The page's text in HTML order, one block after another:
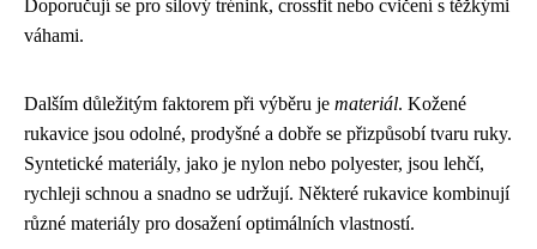
Doporučují se pro silový trénink, crossfit nebo cvičení s těžkými
váhami.
Dalším důležitým faktorem při výběru je materiál. Kožené
rukavice jsou odolné, prodyšné a dobře se přizpůsobí tvaru ruky.
Syntetické materiály, jako je nylon nebo polyester, jsou lehčí,
rychleji schnou a snadno se udržují. Některé rukavice kombinují
různé materiály pro dosažení optimálních vlastností.